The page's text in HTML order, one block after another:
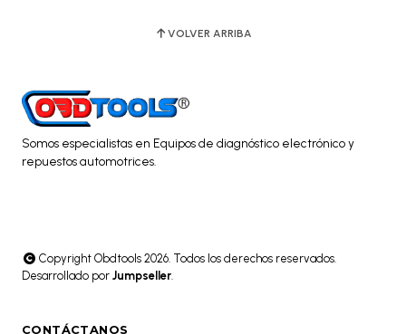
VOLVER ARRIBA
Somos especialistas en Equipos de diagnóstico electrónico y
repuestos automotrices.
Copyright Obdtools 2026. Todos los derechos reservados.
Desarrollado por Jumpseller.
CONTÁCTANOS